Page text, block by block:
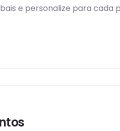
e personalize para cada